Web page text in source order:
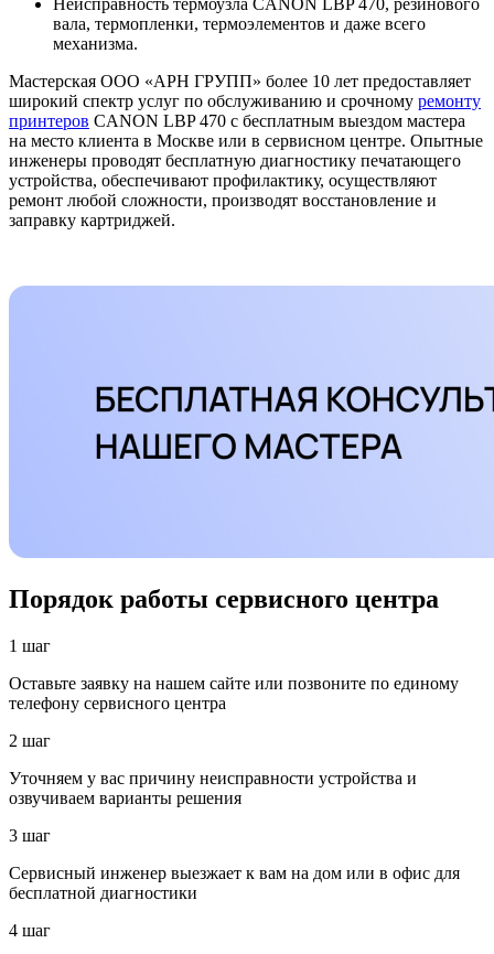
Неисправность термоузла CANON LBP 470, резинового
вала, термопленки, термоэлементов и даже всего
механизма.
Мастерская ООО «АРН ГРУПП» более 10 лет предоставляет
широкий спектр услуг по обслуживанию и срочному ремонту
принтеров CANON LBP 470 с бесплатным выездом мастера
на место клиента в Москве или в сервисном центре. Опытные
инженеры проводят бесплатную диагностику печатающего
устройства, обеспечивают профилактику, осуществляют
ремонт любой сложности, производят восстановление и
заправку картриджей.
Порядок работы сервисного центра
1 шаг
Оставьте заявку на нашем сайте или позвоните по единому
телефону сервисного центра
2 шаг
Уточняем у вас причину неисправности устройства и
озвучиваем варианты решения
3 шаг
Сервисный инженер выезжает к вам на дом или в офис для
бесплатной диагностики
4 шаг